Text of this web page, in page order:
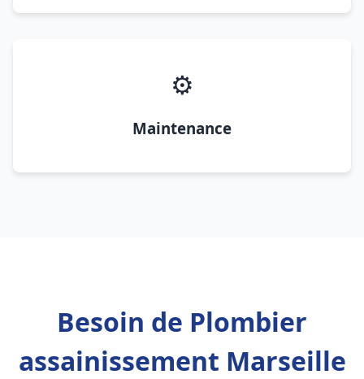
⚙️
Maintenance
Besoin de Plombier
assainissement Marseille